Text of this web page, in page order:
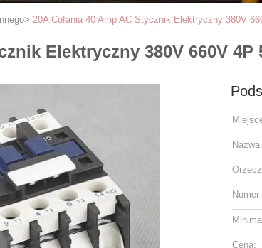
> 20A Cofania 40 Amp AC Stycznik Elektryczny 380V
Elektryczny 380V 660V 4P
Cena: